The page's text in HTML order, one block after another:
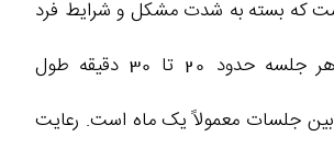
که بسته به شدت مشکل و شرایط فرد
تعیین می‌شود. هر جلسه حدود 20 تا 30 دقیقه طول
جلسات معمولاً یک ماه است. رعایت